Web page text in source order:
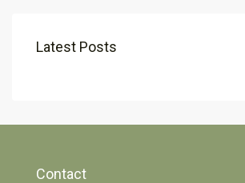
Latest Posts
Contact